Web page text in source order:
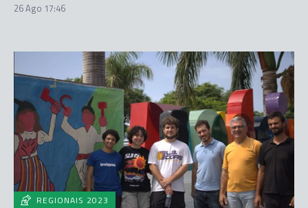
26 Ago 17:46
REGIONAIS 2023